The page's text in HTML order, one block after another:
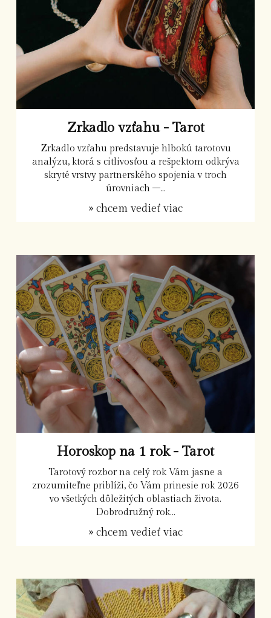
Zrkadlo vzťahu - Tarot
Zrkadlo vzťahu predstavuje hlbokú tarotovu
analýzu, ktorá s citlivosťou a rešpektom odkrýva
skryté vrstvy partnerského spojenia v troch
úrovniach –...
» chcem vedieť viac
Horoskop na 1 rok - Tarot
Tarotový rozbor na celý rok Vám jasne a
zrozumiteľne priblíži, čo Vám prinesie rok 2026
vo všetkých dôležitých oblastiach života.
Dobrodružný rok...
» chcem vedieť viac